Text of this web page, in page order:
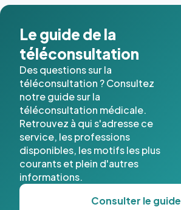
cas. #}
Le guide de la
téléconsultation
Des questions sur la
téléconsultation ? Consultez
notre guide sur la
téléconsultation médicale.
Retrouvez à qui s'adresse ce
service, les professions
disponibles, les motifs les plus
courants et plein d'autres
informations.
Consulter le guide